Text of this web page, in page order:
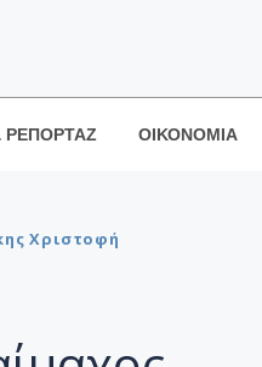
ΡΕΠΟΡΤΑΖ ΟΙΚΟΝΟΜΙΑ
Χριστοφή